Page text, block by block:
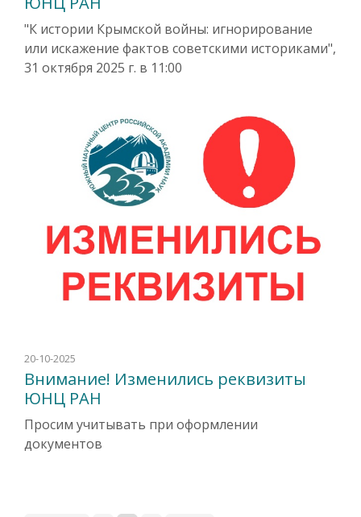
"К истории Крымской войны: игнорирование
или искажение фактов советскими историками",
31 октября 2025 г. в 11:00
20-10-2025
Внимание! Изменились реквизиты
ЮНЦ РАН
Просим учитывать при оформлении
документов